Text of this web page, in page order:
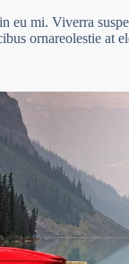
eu mi. Viverra
ornareolestie at